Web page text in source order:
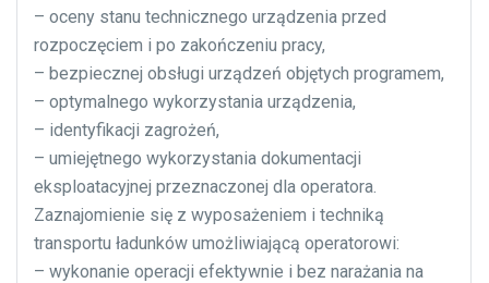
– oceny stanu technicznego urządzenia przed
rozpoczęciem i po zakończeniu pracy,
– bezpiecznej obsługi urządzeń objętych programem,
– optymalnego wykorzystania urządzenia,
– identyfikacji zagrożeń,
– umiejętnego wykorzystania dokumentacji
eksploatacyjnej przeznaczonej dla operatora.
Zaznajomienie się z wyposażeniem i techniką
transportu ładunków umożliwiającą operatorowi:
– wykonanie operacji efektywnie i bez narażania na